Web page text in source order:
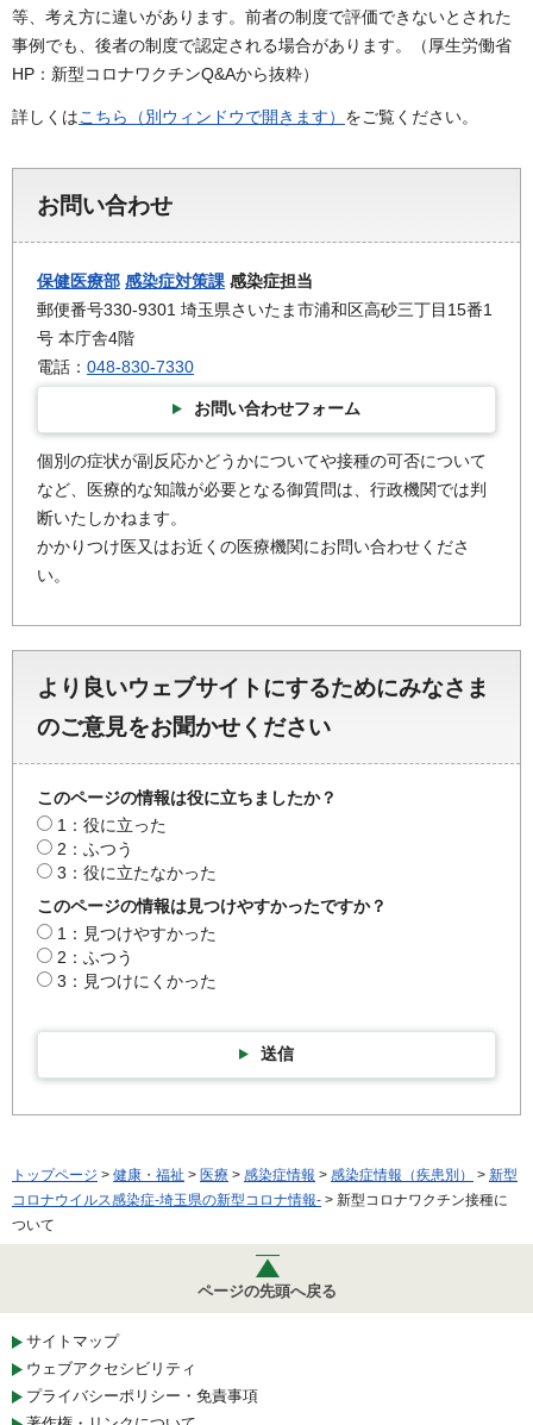
等、考え方に違いがあります。前者の制度で評価できないとされた
事例でも、後者の制度で認定される場合があります。（厚生労働省
HP：新型コロナワクチンQ&Aから抜粋）
詳しくはこちら（別ウィンドウで開きます） をご覧ください。
お問い合わせ
保健医療部 感染症対策課 感染症担当
郵便番号330-9301 埼玉県さいたま市浦和区高砂三丁目15番1
号 本庁舎4階
電話： 048-830-7330
お問い合わせフォーム
個別の症状が副反応かどうかについてや接種の可否について
など、医療的な知識が必要となる御質問は、行政機関では判
断いたしかねます。
かかりつけ医又はお近くの医療機関にお問い合わせくださ
い。
より良いウェブサイトにするためにみなさま
のご意見をお聞かせください
このページの情報は役に立ちましたか？
1：役に立った
2：ふつう
3：役に立たなかった
このページの情報は見つけやすかったですか？
1：見つけやすかった
2：ふつう
3：見つけにくかった
送信
トップページ > 健康・福祉 > 医療 > 感染症情報 > 感染症情報（疾患別） > 新型
コロナウイルス感染症-埼玉県の新型コロナ情報- > 新型コロナワクチン接種に
ついて
ページの先頭へ戻る
サイトマップ
ウェブアクセシビリティ
プライバシーポリシー・免責事項